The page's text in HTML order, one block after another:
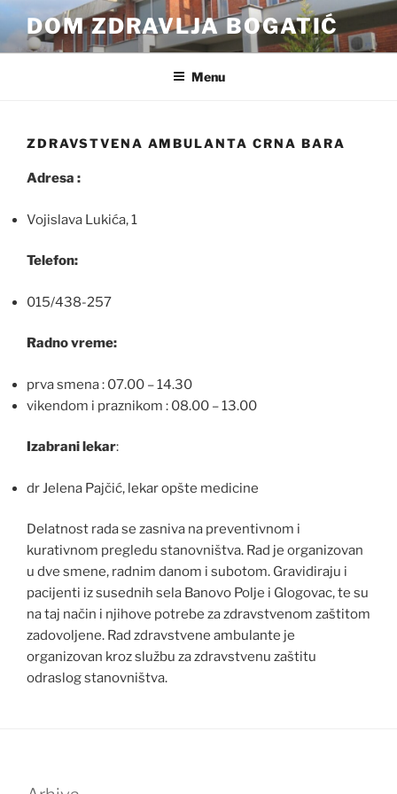
content
DOM ZDRAVLJA BOGATIĆ
Menu
ZDRAVSTVENA AMBULANTA CRNA BARA
Adresa :
Vojislava Lukića, 1
Telefon:
015/438-257
Radno vreme:
prva smena : 07.00 – 14.30
vikendom i praznikom : 08.00 – 13.00
Izabrani lekar:
dr Jelena Pajčić, lekar opšte medicine
Delatnost rada se zasniva na preventivnom i
kurativnom pregledu stanovništva. Rad je organizovan
u dve smene, radnim danom i subotom. Gravidiraju i
pacijenti iz susednih sela Banovo Polje i Glogovac, te su
na taj način i njihove potrebe za zdravstvenom zaštitom
zadovoljene. Rad zdravstvene ambulante je
organizovan kroz službu za zdravstvenu zaštitu
odraslog stanovništva.